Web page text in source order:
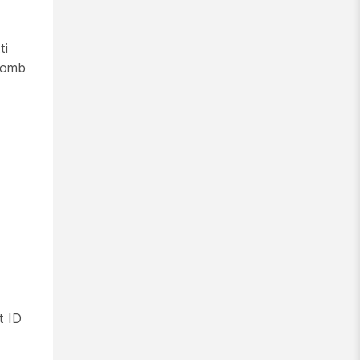
ID